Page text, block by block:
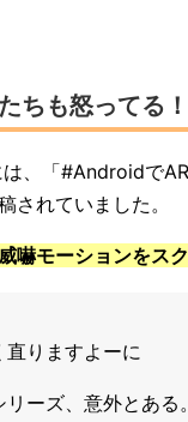
ちも怒ってる！
、「#Androidで
されていました。
嚇モーションをス
直りますよーに
リーズ、意外とある